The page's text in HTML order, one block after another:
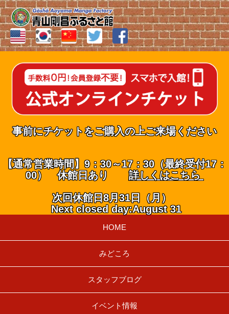
事前にチケットをご購入の上ご来場ください
【通常営業時間】9：30～17：30（最終受付17：
00） 休館日あり詳しくはこちら
次回休館日8月31日（月）
Next closed day:August 31
HOME
みどころ
スタッフブログ
イベント情報